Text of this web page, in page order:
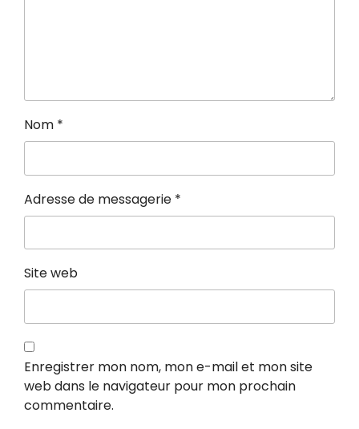
Nom *
Adresse de messagerie *
Site web
Enregistrer mon nom, mon e-mail et mon site
web dans le navigateur pour mon prochain
commentaire.